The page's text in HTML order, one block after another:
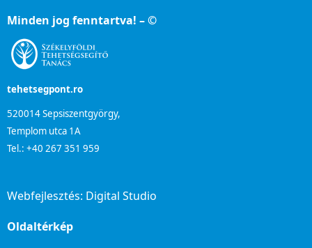
Minden jog fenntartva! – ©
tehetsegpont.ro
520014 Sepsiszentgyörgy,
Templom utca 1A
Tel.: +40 267 351 959
Webfejlesztés: Digital Studio
Oldaltérkép